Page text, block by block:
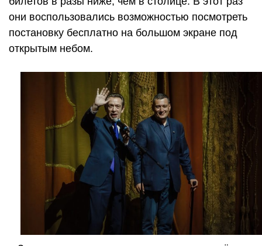
они воспользовались возможностью посмотреть
постановку бесплатно на большом экране под
открытым небом.